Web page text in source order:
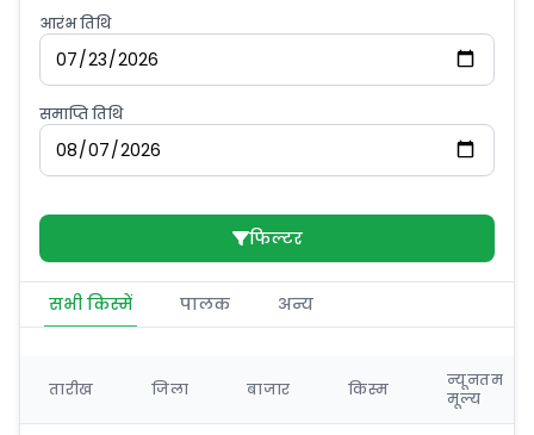
आरंभ तिथि
समाप्ति तिथि
फिल्टर
सभी किस्में पालक अन्य
तारीख जिला बाजार किस्म
न्यूनतम
मूल्य